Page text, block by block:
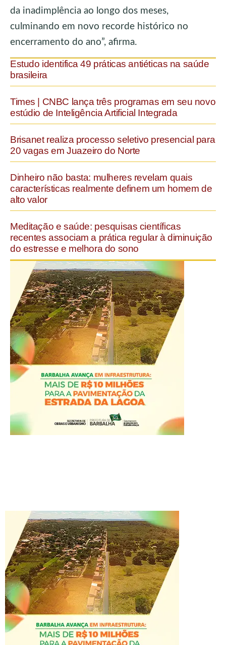
da inadimplência ao longo dos meses,
culminando em novo recorde histórico no
encerramento do ano”, afirma.
Estudo identifica 49 práticas antiéticas na saúde
brasileira
Times | CNBC lança três programas em seu novo
estúdio de Inteligência Artificial Integrada
Brisanet realiza processo seletivo presencial para
20 vagas em Juazeiro do Norte
Dinheiro não basta: mulheres revelam quais
características realmente definem um homem de
alto valor
Meditação e saúde: pesquisas científicas
recentes associam a prática regular à diminuição
do estresse e melhora do sono